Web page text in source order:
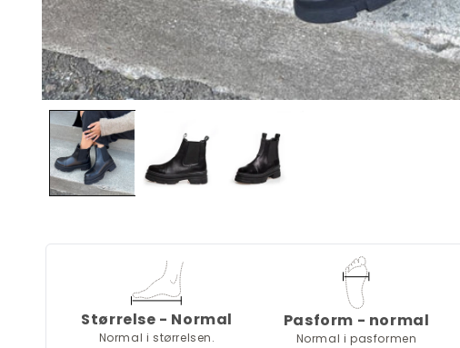
Størrelse - Normal
Normal i størrelsen.
Pasform - normal
Normal i pasformen